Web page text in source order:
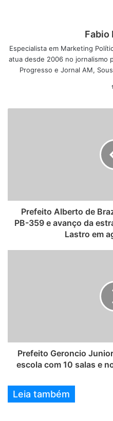
Fabio
Especialista em Marketing
atua desde 2006 no jornalismo
Progresso e Jornal AM,
Prefeito Alberto de
PB-359 e avanço da
Lastro em
Prefeito Geroncio
escola com 10 salas e
Leia também